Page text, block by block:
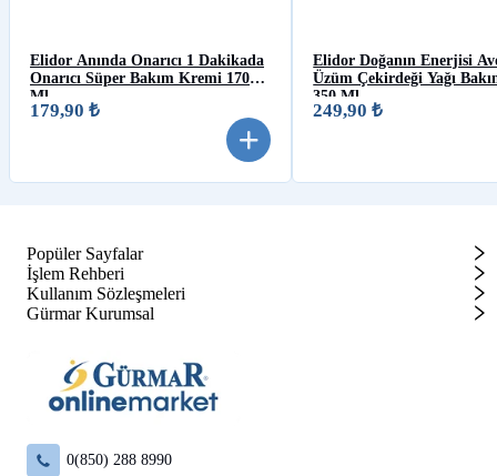
Elidor Anında Onarıcı 1 Dakikada
Onarıcı Süper Bakım Kremi 170
Ml
179,90 ₺
Elidor Doğanın Enerjisi
Üzüm Çekirdeği Yağı
350 Ml
249,90 ₺
Popüler Sayfalar
İşlem Rehberi
Kullanım Sözleşmeleri
Gürmar Kurumsal
0(850) 288 8990